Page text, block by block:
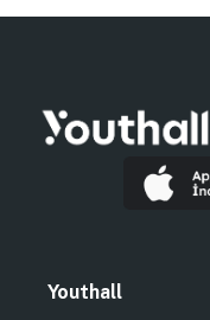
Youthall